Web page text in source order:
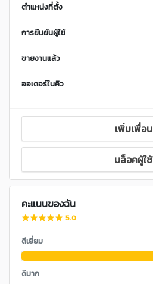
ตำแหน่งที่ตั้ง
การยืนยันผู้ใช้
ขายงานแล้ว
ออเดอร์ในคิว
เพิ่มเพื่อน
บล็อคผู้ใช้
คะแนนของฉัน
5.0
ดีเยี่ยม
ดีมาก